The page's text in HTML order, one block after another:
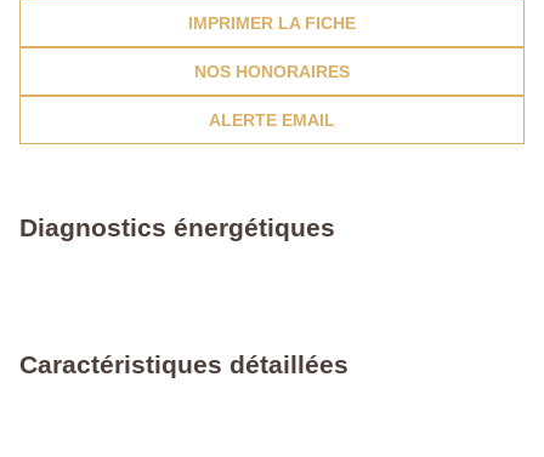
IMPRIMER LA FICHE
NOS HONORAIRES
ALERTE EMAIL
Diagnostics énergétiques
Caractéristiques détaillées